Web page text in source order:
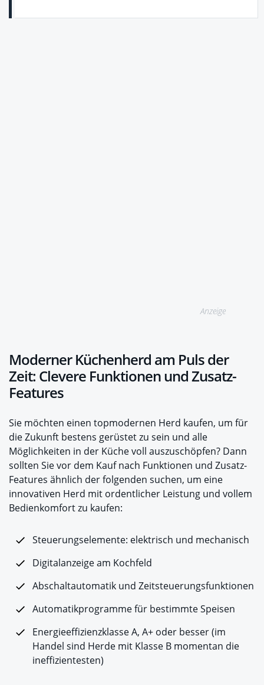
Anzeige
Moderner Küchenherd am Puls der
Zeit: Clevere Funktionen und Zusatz-
Features
Sie möchten einen topmodernen Herd kaufen, um für
die Zukunft bestens gerüstet zu sein und alle
Möglichkeiten in der Küche voll auszuschöpfen? Dann
sollten Sie vor dem Kauf nach Funktionen und Zusatz-
Features ähnlich der folgenden suchen, um eine
innovativen Herd mit ordentlicher Leistung und vollem
Bedienkomfort zu kaufen:
Steuerungselemente: elektrisch und mechanisch
Digitalanzeige am Kochfeld
Abschaltautomatik und Zeitsteuerungsfunktionen
Automatikprogramme für bestimmte Speisen
Energieeffizienzklasse A, A+ oder besser (im
Handel sind Herde mit Klasse B momentan die
ineffizientesten)